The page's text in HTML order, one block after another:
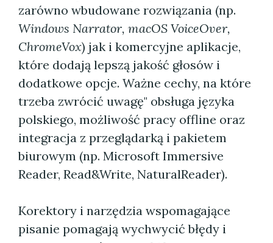
zarówno wbudowane rozwiązania (np.
Windows Narrator, macOS VoiceOver,
ChromeVox) jak i komercyjne aplikacje,
które dodają lepszą jakość głosów i
dodatkowe opcje. Ważne cechy, na które
trzeba zwrócić uwagę" obsługa języka
polskiego, możliwość pracy offline oraz
integracja z przeglądarką i pakietem
biurowym (np. Microsoft Immersive
Reader, Read&Write, NaturalReader).
Korektory i narzędzia wspomagające
pisanie pomagają wychwycić błędy i